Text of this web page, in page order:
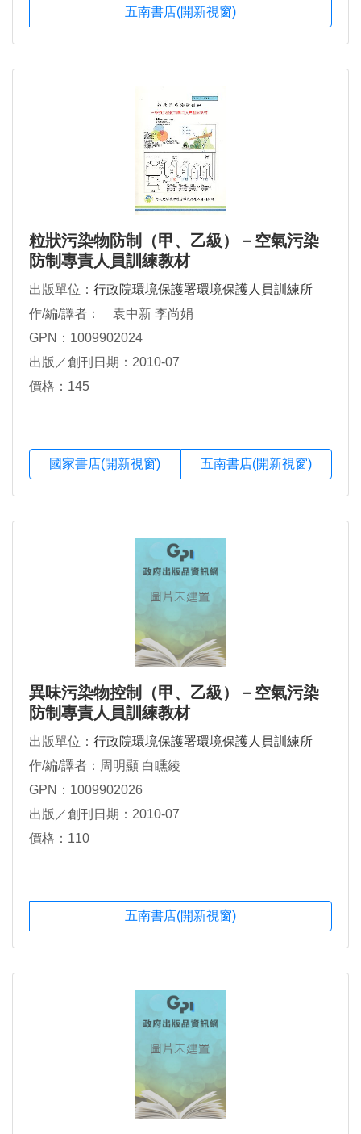
五南書店(開新視窗)
粒狀污染物防制（甲、乙級）－空氣污染
防制專責人員訓練教材
出版單位： 行政院環境保護署環境保護人員訓練所
作/編/譯者： 袁中新 李尚娟
GPN：1009902024
出版／創刊日期：2010-07
價格：145
國家書店(開新視窗) 五南書店(開新視窗)
異味污染物控制（甲、乙級）－空氣污染
防制專責人員訓練教材
出版單位： 行政院環境保護署環境保護人員訓練所
作/編/譯者：周明顯 白矄綾
GPN：1009902026
出版／創刊日期：2010-07
價格：110
五南書店(開新視窗)